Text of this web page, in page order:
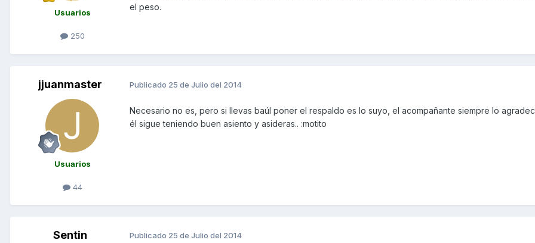
Usuarios
250
el peso.
jjuanmaster
Usuarios
44
Publicado 25 de Julio del 2014
Necesario no es, pero si llevas baúl poner el respaldo es lo suyo, el acompañante siempre lo
él sigue teniendo buen asiento y asideras.. :motito
Sentin Publicado 25 de Julio del 2014